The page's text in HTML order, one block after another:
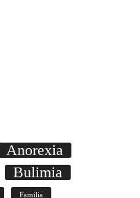
Anorexia
Bulimia
Familia